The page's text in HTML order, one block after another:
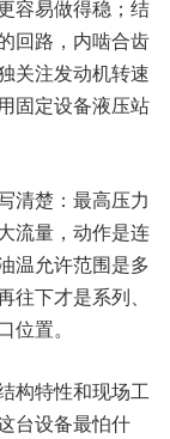
容易做得稳；结
回路，内啮合齿
关注发动机转速
固定设备液压站
清楚：最高压力
流量，动作是连
温允许范围是多
下才是系列、
置。
构特性和现场工
台设备最怕什